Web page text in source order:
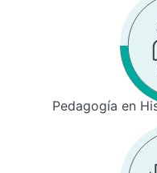
Pedagogía en